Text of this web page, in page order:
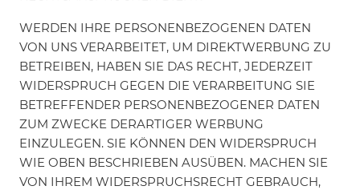
WERDEN IHRE PERSONENBEZOGENEN DATEN
VON UNS VERARBEITET, UM DIREKTWERBUNG ZU
BETREIBEN, HABEN SIE DAS RECHT, JEDERZEIT
WIDERSPRUCH GEGEN DIE VERARBEITUNG SIE
BETREFFENDER PERSONENBEZOGENER DATEN
ZUM ZWECKE DERARTIGER WERBUNG
EINZULEGEN. SIE KÖNNEN DEN WIDERSPRUCH
WIE OBEN BESCHRIEBEN AUSÜBEN. MACHEN SIE
VON IHREM WIDERSPRUCHSRECHT GEBRAUCH,